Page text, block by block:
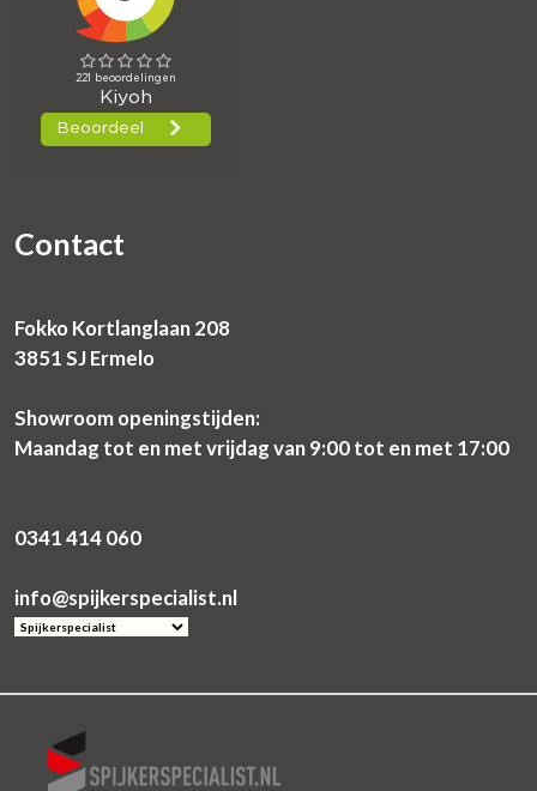
Contact
Fokko Kortlanglaan 208
3851 SJ Ermelo
Showroom openingstijden:
Maandag tot en met vrijdag van 9:00 tot en met 17:00
0341 414 060
info@spijkerspecialist.nl